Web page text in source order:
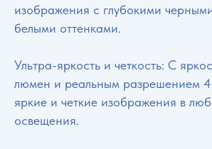
изображения с глубокими
белыми оттенками.
Ультра-яркость и четкость: С
люмен и реальным разрешением
яркие и четкие изображения в
освещения.